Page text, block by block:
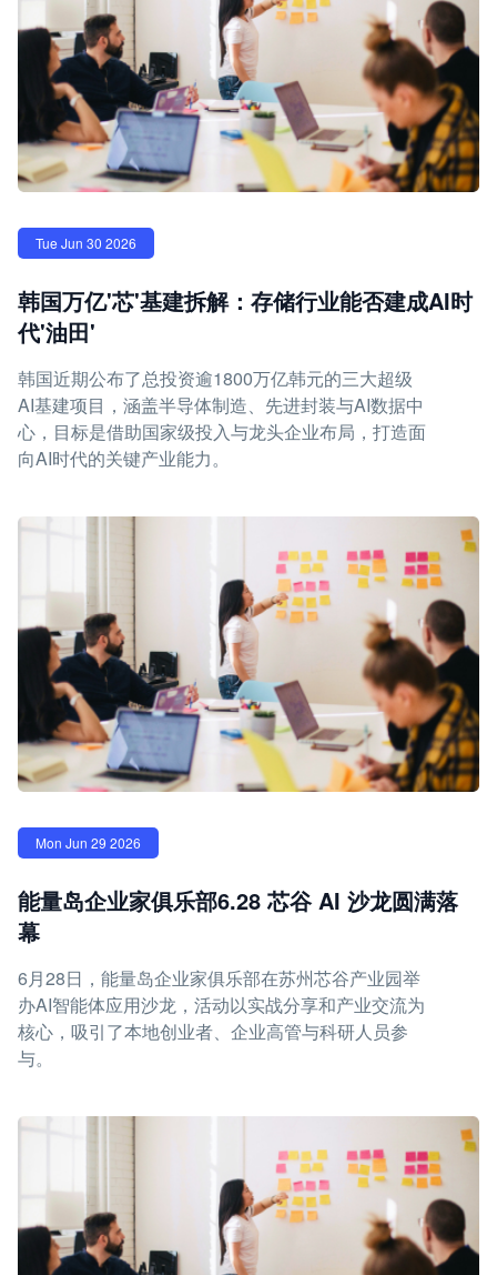
Tue Jun 30 2026
韩国万亿'芯'基建拆解：存储行业能否建成AI时
代'油田'
韩国近期公布了总投资逾1800万亿韩元的三大超级
AI基建项目，涵盖半导体制造、先进封装与AI数据中
心，目标是借助国家级投入与龙头企业布局，打造面
向AI时代的关键产业能力。
Mon Jun 29 2026
能量岛企业家俱乐部6.28 芯谷 AI 沙龙圆满落
幕
6月28日，能量岛企业家俱乐部在苏州芯谷产业园举
办AI智能体应用沙龙，活动以实战分享和产业交流为
核心，吸引了本地创业者、企业高管与科研人员参
与。